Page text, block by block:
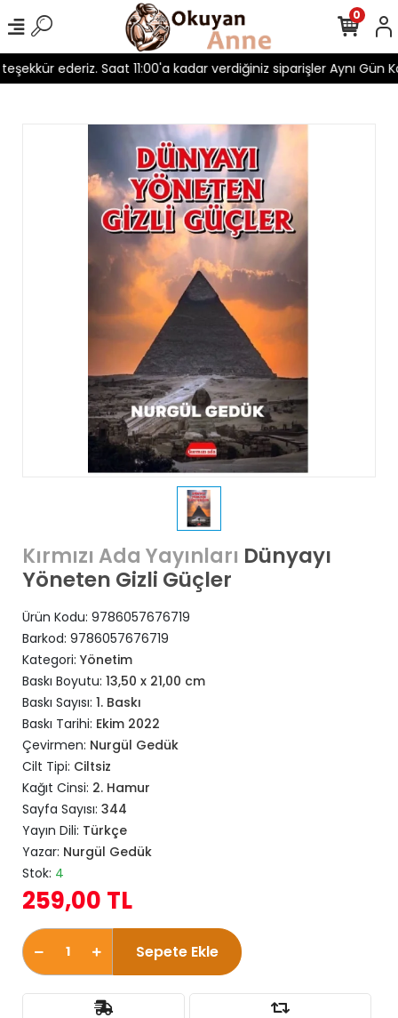
ederiz. Saat 11:00'a kadar verdiğiniz siparişler Aynı Gün
0
Kırmızı Ada Yayınları Dünyayı
Yöneten Gizli Güçler
Ürün Kodu: 9786057676719
Barkod: 9786057676719
Kategori: Yönetim
Baskı Boyutu: 13,50 x 21,00 cm
Baskı Sayısı: 1. Baskı
Baskı Tarihi: Ekim 2022
Çevirmen: Nurgül Gedük
Cilt Tipi: Ciltsiz
Kağıt Cinsi: 2. Hamur
Sayfa Sayısı: 344
Yayın Dili: Türkçe
Yazar: Nurgül Gedük
Stok: 4
259,00 TL
Sepete Ekle